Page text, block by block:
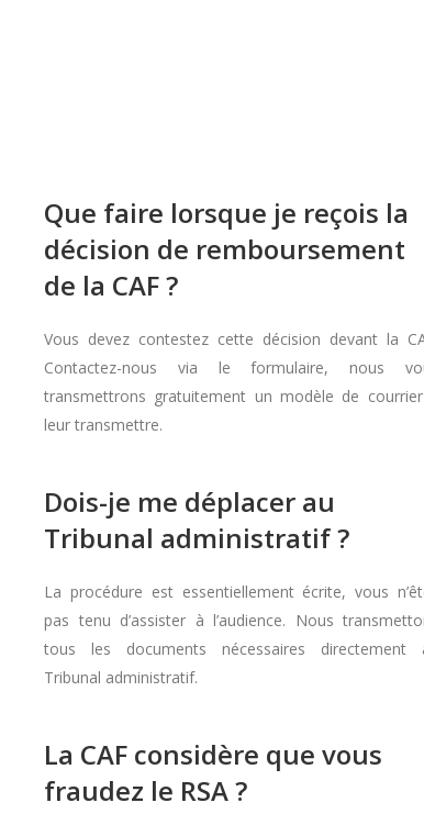
Que faire lorsque je reçois la
décision de remboursement
de la CAF ?
Vous devez contestez cette décision devant la
Contactez-nous via le formulaire, nous
transmettrons gratuitement un modèle de
leur transmettre.
Dois-je me déplacer au
Tribunal administratif ?
La procédure est essentiellement écrite, vous
pas tenu d’assister à l’audience. Nous
tous les documents nécessaires directement
Tribunal administratif.
La CAF considère que vous
fraudez le RSA ?